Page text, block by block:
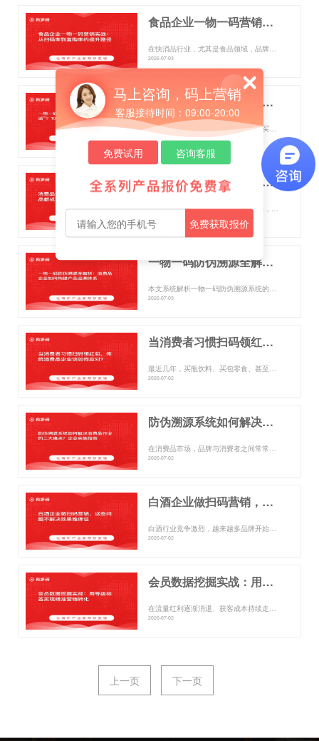
马上咨询，码上营销
客服接待时间：09:00-20:00
免费试用 咨询客服
免费获取报价
食品企业一物一码营销实战：从扫码率到复购率的提升路径
在快消品行业，尤其是食品领域，品牌商常常面临两大增长瓶颈：一是终端动销乏力，难以有效触达并激励消费者；二是用户流失...
2026-07-03
一物一码如何让产品自己“开口说话”？10万 企业的防伪溯源实践
你是否有过这样的经历：满怀期待地买了瓶名牌酒，扫码验真时，手机页面却显示“查询次数异常”；或者买了一袋零食，想扫码...
2026-07-03
消费品企业新选择：让每件产品都成为你的营销员
“张总，最近我们那款新品的推广效果，还是不温不火啊。” 在一家食品公司的会议室里，销售总监老李翻动着报表，语气里满...
一物一码防伪溯源全解析：消费品企业如何构建产品追溯体系
本文系统解析一物一码防伪溯源系统的原理、核心功能与实施步骤，帮助消费品企业从痛点出发，构建可落地的产品追溯体系。 ...
2026-07-03
当消费者习惯扫码领红包，传统消费品企业该如何应对？
最近几年，买瓶饮料、买包零食、甚至买袋洗衣液，包装上印个二维码、旁边写着”扫码领红包”已经成了常态。一开始只是图新...
2026-07-02
防伪溯源系统如何解决消费品行业的三大痛点？企业实施指南
在消费品市场，品牌与消费者之间常常隔着一层看不见的”信任迷雾”。假货横行、渠道窜货、营销数据成黑箱，这些问题不仅侵...
2026-07-02
白酒企业做扫码营销，这些问题不解决效果难保证
白酒行业竞争激烈，越来越多品牌开始尝试扫码营销，希望借助一物一码技术打通与消费者的连接。然而，很多企业在实际操作中...
2026-07-02
会员数据挖掘实战：用等级标签实现精准营销转化
在流量红利逐渐消退、获客成本持续走高的今天，许多企业面临着一个共同的困境：手握大量会员数据，却不知如何有效利用，导...
2026-07-02
上一页 下一页